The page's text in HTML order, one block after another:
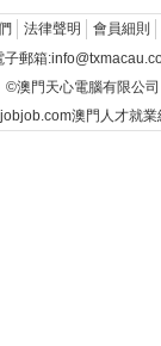
法律聲明
會員細則
郵箱
澳門天心電腦有限公
澳門人才就